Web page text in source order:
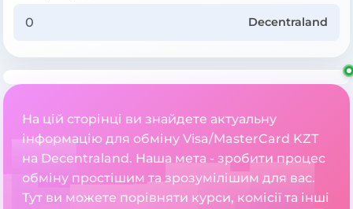
Decentraland
На цій сторінці ви знайдете актуальну
інформацію для обміну Visa/MasterCard KZT
на Decentraland. Наша мета - зробити процес
обміну простішим та зрозумілішим для вас.
Тут ви можете порівняти курси, комісії та інші